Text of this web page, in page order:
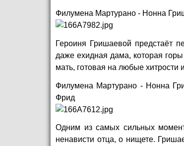
Филумена Мартурано - Нонна
Героиня Гришаевой предстаёт
даже ехидная дама, которая
мать, готовая на любые хитрости
Филумена Мартурано - Нонна
Фрид
Одним из самых сильных
ненависти отца, о нищете.